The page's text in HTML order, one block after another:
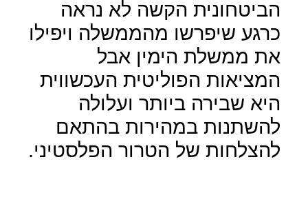
הביטחונית הקשה לא נראה
כרגע שיפרשו מהממשלה ויפילו
את ממשלת הימין אבל
המציאות הפוליטית העכשווית
היא שבירה ביותר ועלולה
להשתנות במהירות בהתאם
להצלחות של הטרור הפלסטיני.